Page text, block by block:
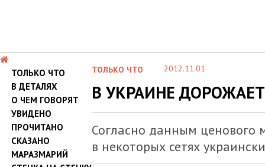
ТОЛЬКО ЧТО
В ДЕТАЛЯХ
О ЧЕМ ГОВОРЯТ
УВИДЕНО
ПРОЧИТАНО
СКАЗАНО
МАРАЗМАРИЙ
ТОЛЬКО ЧТО 2012.11.01
В УКРАИНЕ
Согласно данным ценового
в некоторых сетях